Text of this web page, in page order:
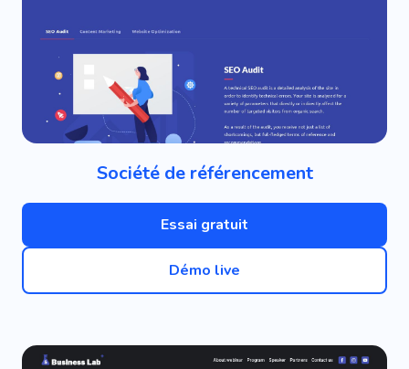
Société de référencement
Essai gratuit
Démo live